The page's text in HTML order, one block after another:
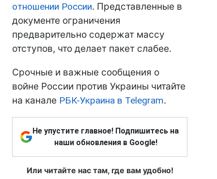
отношении России. Представленные в
документе ограничения
предварительно содержат массу
отступов, что делает пакет слабее.
Срочные и важные сообщения о
войне России против Украины читайте
на канале РБК-Украина в Telegram.
Не упустите главное! Подпишитесь на
наши обновления в Google!
Или читайте нас там, где вам удобно!